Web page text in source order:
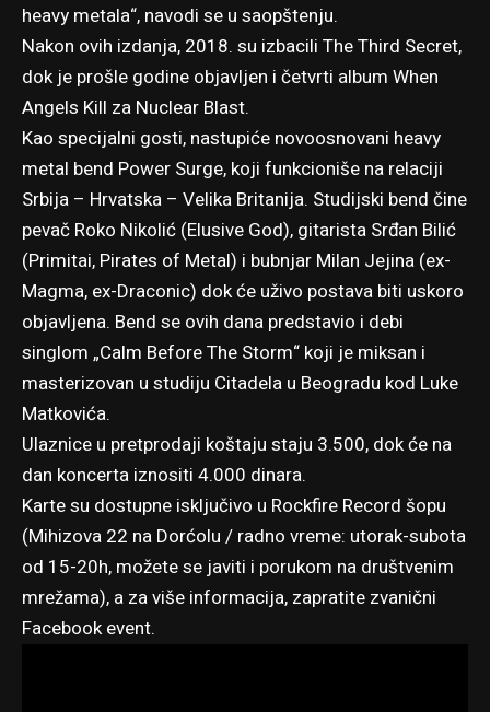
heavy metala“, navodi se u saopštenju.
Nakon ovih izdanja, 2018. su izbacili The Third Secret,
dok je prošle godine objavljen i četvrti album When
Angels Kill za Nuclear Blast.
Kao specijalni gosti, nastupiće novoosnovani heavy
metal bend Power Surge, koji funkcioniše na relaciji
Srbija – Hrvatska – Velika Britanija. Studijski bend čine
pevač Roko Nikolić (Elusive God), gitarista Srđan Bilić
(Primitai, Pirates of Metal) i bubnjar Milan Jejina (ex-
Magma, ex-Draconic) dok će uživo postava biti uskoro
objavljena. Bend se ovih dana predstavio i debi
singlom „Calm Before The Storm“ koji je miksan i
masterizovan u studiju Citadela u Beogradu kod Luke
Matkovića.
Ulaznice u pretprodaji koštaju staju 3.500, dok će na
dan koncerta iznositi 4.000 dinara.
Karte su dostupne isključivo u Rockfire Record šopu
(Mihizova 22 na Dorćolu / radno vreme: utorak-subota
od 15-20h, možete se javiti i porukom na društvenim
mrežama), a za više informacija, zapratite zvanični
Facebook event.